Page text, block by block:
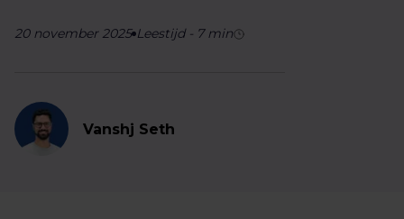
20 november 2025 Leestijd- 7min
Vanshj Seth